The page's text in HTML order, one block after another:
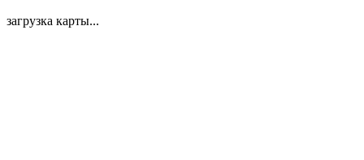
загрузка карты...